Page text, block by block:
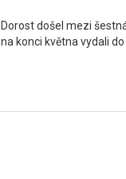
Dorost došel mezi
na konci května vydali